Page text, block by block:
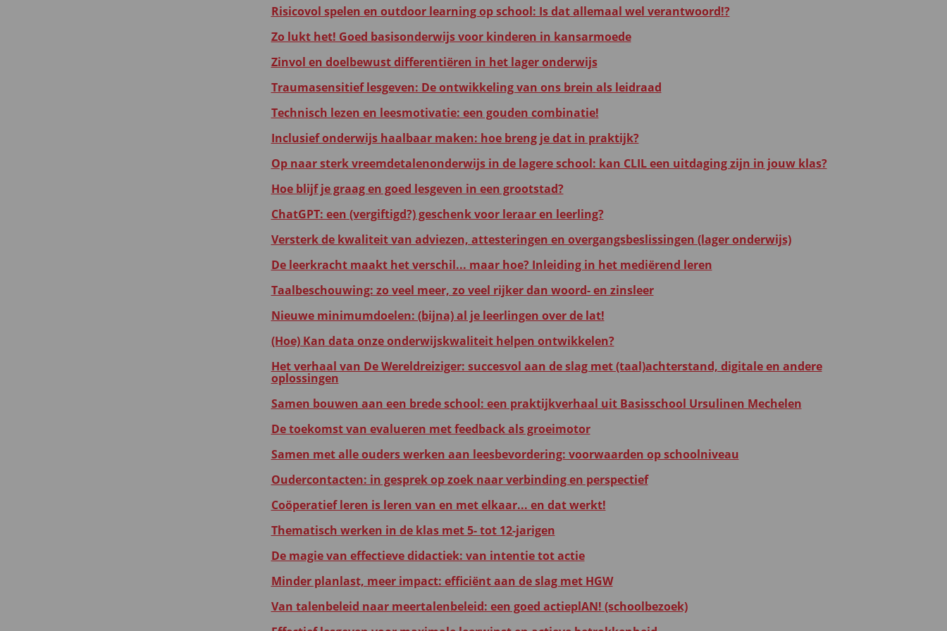
Risicovol spelen en outdoor learning op school: Is dat allemaal wel verantwoord!?
Zo lukt het! Goed basisonderwijs voor kinderen in kansarmoede
Zinvol en doelbewust differentiëren in het lager onderwijs
Traumasensitief lesgeven: De ontwikkeling van ons brein als leidraad
Technisch lezen en leesmotivatie: een gouden combinatie!
Inclusief onderwijs haalbaar maken: hoe breng je dat in praktijk?
Op naar sterk vreemdetalenonderwijs in de lagere school: kan CLIL een uitdaging zijn in jouw klas?
Hoe blijf je graag en goed lesgeven in een grootstad?
ChatGPT: een (vergiftigd?) geschenk voor leraar en leerling?
Versterk de kwaliteit van adviezen, attesteringen en overgangsbeslissingen (lager onderwijs)
De leerkracht maakt het verschil... maar hoe? Inleiding in het mediërend leren
Taalbeschouwing: zo veel meer, zo veel rijker dan woord- en zinsleer
Nieuwe minimumdoelen: (bijna) al je leerlingen over de lat!
(Hoe) Kan data onze onderwijskwaliteit helpen ontwikkelen?
Het verhaal van De Wereldreiziger: succesvol aan de slag met (taal)achterstand, digitale en andere
oplossingen
Samen bouwen aan een brede school: een praktijkverhaal uit Basisschool Ursulinen Mechelen
De toekomst van evalueren met feedback als groeimotor
Samen met alle ouders werken aan leesbevordering: voorwaarden op schoolniveau
Oudercontacten: in gesprek op zoek naar verbinding en perspectief
Coöperatief leren is leren van en met elkaar... en dat werkt!
Thematisch werken in de klas met 5- tot 12-jarigen
De magie van effectieve didactiek: van intentie tot actie
Minder planlast, meer impact: efficiënt aan de slag met HGW
Van talenbeleid naar meertalenbeleid: een goed actieplAN! (schoolbezoek)